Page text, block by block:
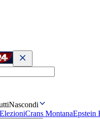
Nascondi
ElezioniCrans MontanaEpstein